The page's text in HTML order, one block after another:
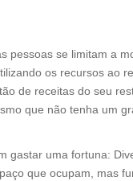
pessoas se limitam a
os recursos ao
de receitas do seu
que não tenha um
gastar uma fortuna:
que ocupam, mas